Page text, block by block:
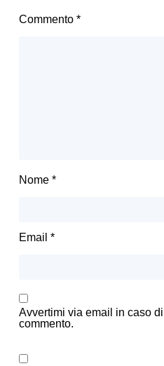
Commento *
Nome *
Email *
Avvertimi via email in caso
commento.